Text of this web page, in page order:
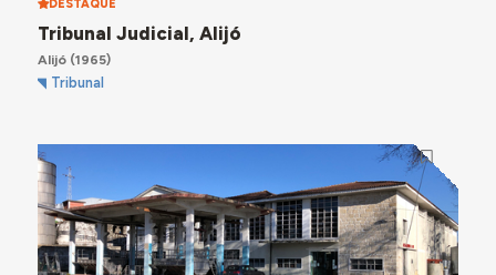
DESTAQUE
Tribunal Judicial, Alijó
Alijó(1965)
Tribunal